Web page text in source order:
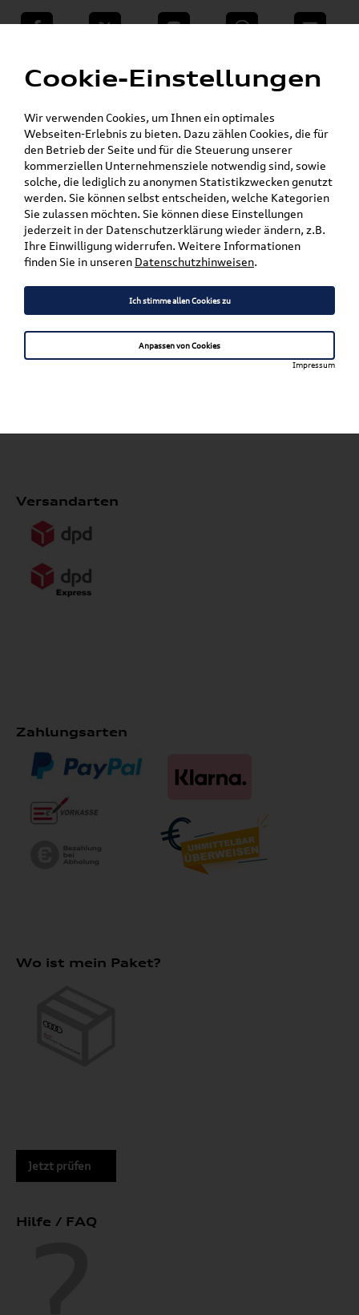
teilen Twitter Instagram WhatsApp E-Mail
Zurück
Versandkostenfrei*
Versandarten
Zahlungsarten
Wo ist mein Paket?
Jetzt prüfen
Hilfe / FAQ
Cookie-Einstellungen
Wir verwenden Cookies, um Ihnen ein optimales
Webseiten-Erlebnis zu bieten. Dazu zählen Cookies, die für
den Betrieb der Seite und für die Steuerung unserer
kommerziellen Unternehmensziele notwendig sind, sowie
solche, die lediglich zu anonymen Statistikzwecken genutzt
werden. Sie können selbst entscheiden, welche Kategorien
Sie zulassen möchten. Sie können diese Einstellungen
jederzeit in der Datenschutzerklärung wieder ändern, z.B.
Ihre Einwilligung widerrufen. Weitere Informationen
finden Sie in unseren Datenschutzhinweisen.
Ich stimme allen Cookies zu
Anpassen von Cookies
Impressum